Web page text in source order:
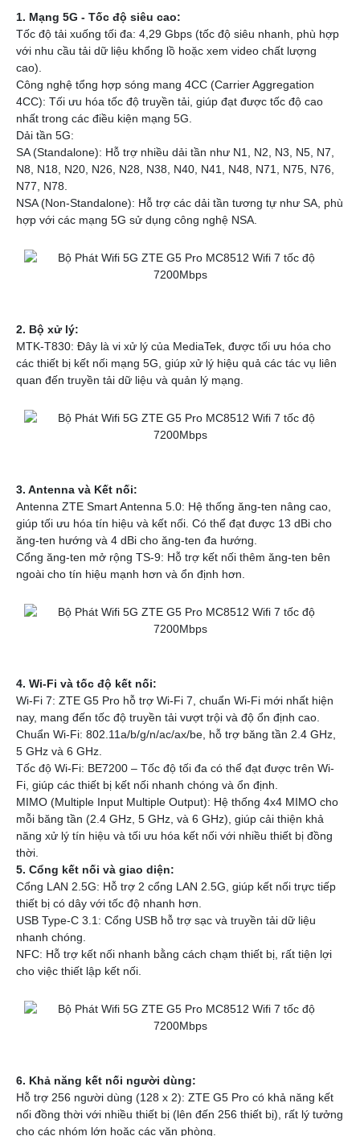
Deceptive-Bytes-vs-Kaspersky
Deceptive-Bytes-vs-Morphisec
Deceptive-Bytes-vs-Palo-Alto
Deceptive-Bytes-vs-Panda
Deceptive-Bytes-vs-SentinelOne
Camera
KBVision
HIKvision
DAHUA
Đầu Thu KBVison
Đầu Thu IMOU
Đầu Thu HIKvison
Cáp Mạng
KADITA
Thẻ nhớ
Thẻ Nhớ SanDisk
Thẻ Nhớ Hikvision
Thẻ Nhớ Ezviz
Camera Unifi
Access Point UniFi
Switch UniFi
UniFi Gateway
1. Mạng 5G - Tốc độ siêu cao:
Tốc độ tải xuống tối đa: 4,29 Gbps (tốc độ siêu nhanh, phù hợp
với nhu cầu tải dữ liệu khổng lồ hoặc xem video chất lượng
cao).
Công nghệ tổng hợp sóng mang 4CC (Carrier Aggregation
4CC): Tối ưu hóa tốc độ truyền tải, giúp đạt được tốc độ cao
nhất trong các điều kiện mạng 5G.
Dải tần 5G:
SA (Standalone): Hỗ trợ nhiều dải tần như N1, N2, N3, N5, N7,
N8, N18, N20, N26, N28, N38, N40, N41, N48, N71, N75, N76,
N77, N78.
NSA (Non-Standalone): Hỗ trợ các dải tần tương tự như SA, phù
hợp với các mạng 5G sử dụng công nghệ NSA.
2. Bộ xử lý:
MTK-T830: Đây là vi xử lý của MediaTek, được tối ưu hóa cho
các thiết bị kết nối mạng 5G, giúp xử lý hiệu quả các tác vụ liên
quan đến truyền tải dữ liệu và quản lý mạng.
3. Antenna và Kết nối:
Antenna ZTE Smart Antenna 5.0: Hệ thống ăng-ten nâng cao,
giúp tối ưu hóa tín hiệu và kết nối. Có thể đạt được 13 dBi cho
ăng-ten hướng và 4 dBi cho ăng-ten đa hướng.
Cổng ăng-ten mở rộng TS-9: Hỗ trợ kết nối thêm ăng-ten bên
ngoài cho tín hiệu mạnh hơn và ổn định hơn.
4. Wi-Fi và tốc độ kết nối:
Wi-Fi 7: ZTE G5 Pro hỗ trợ Wi-Fi 7, chuẩn Wi-Fi mới nhất hiện
nay, mang đến tốc độ truyền tải vượt trội và độ ổn định cao.
Chuẩn Wi-Fi: 802.11a/b/g/n/ac/ax/be, hỗ trợ băng tần 2.4 GHz,
5 GHz và 6 GHz.
Tốc độ Wi-Fi: BE7200 – Tốc độ tối đa có thể đạt được trên Wi-
Fi, giúp các thiết bị kết nối nhanh chóng và ổn định.
MIMO (Multiple Input Multiple Output): Hệ thống 4x4 MIMO cho
mỗi băng tần (2.4 GHz, 5 GHz, và 6 GHz), giúp cải thiện khả
năng xử lý tín hiệu và tối ưu hóa kết nối với nhiều thiết bị đồng
thời.
5. Cổng kết nối và giao diện:
Cổng LAN 2.5G: Hỗ trợ 2 cổng LAN 2.5G, giúp kết nối trực tiếp
thiết bị có dây với tốc độ nhanh hơn.
USB Type-C 3.1: Cổng USB hỗ trợ sạc và truyền tải dữ liệu
nhanh chóng.
NFC: Hỗ trợ kết nối nhanh bằng cách chạm thiết bị, rất tiện lợi
cho việc thiết lập kết nối.
6. Khả năng kết nối người dùng:
Hỗ trợ 256 người dùng (128 x 2): ZTE G5 Pro có khả năng kết
nối đồng thời với nhiều thiết bị (lên đến 256 thiết bị), rất lý tưởng
cho các nhóm lớn hoặc các văn phòng.